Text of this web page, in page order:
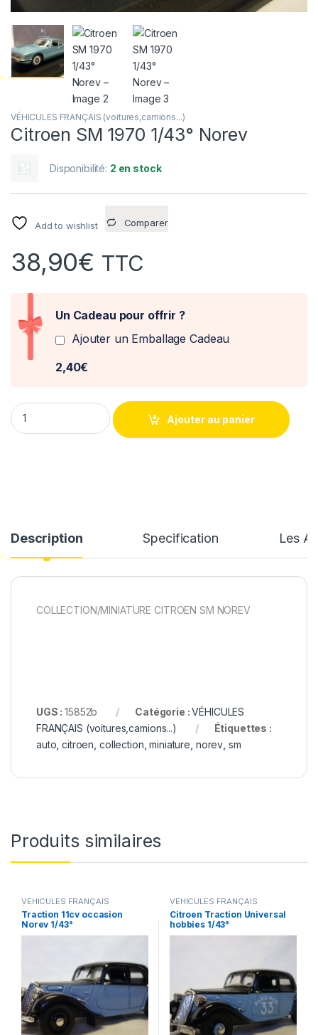
VÉHICULES FRANÇAIS (voitures,camions...)
Citroen SM 1970 1/43° Norev
Disponibilité: 2 en stock
Add to wishlist Comparer
38,90€ TTC
Un Cadeau pour offrir ?
Ajouter un Emballage Cadeau
2,40€
Citroen SM 1970 1/43° Norev quantity
Ajouter au panier
Description Specification Les
COLLECTION/MINIATURE CITROEN SM NOREV
UGS :15852b Catégorie :VÉHICULES
FRANÇAIS (voitures,camions...)
Étiquettes :
auto ,citroen collection ,miniature norev sm
Produits similaires
VÉHICULES FRANÇAIS
(voitures,camions...)
Traction 11cv occasion
Norev 1/43°
VÉHICULES FRANÇAIS
(voitures,camions...)
Citroen Traction Universal
hobbies 1/43°